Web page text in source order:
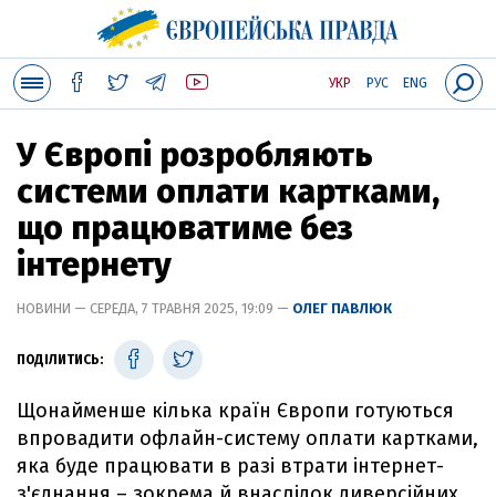
УКР РУС ENG
У Європі розробляють
системи оплати картками,
що працюватиме без
інтернету
НОВИНИ — СЕРЕДА, 7 ТРАВНЯ 2025, 19:09 — ОЛЕГ ПАВЛЮК
ПОДІЛИТИСЬ:
Щонайменше кілька країн Європи готуються
впровадити офлайн-систему оплати картками,
яка буде працювати в разі втрати інтернет-